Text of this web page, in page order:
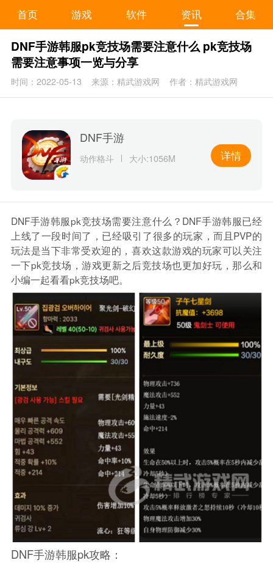
首页 游戏 软件 资讯 合集
DNF手游韩服pk竞技场需要注意什么 pk竞技场
需要注意事项一览与分享
时间：2022-05-13 来源：精武游戏网 作者：精武游戏网
DNF手游
动作格斗 大小:1056M 详情
DNF手游韩服pk竞技场需要注意什么？DNF手游韩服已经
上线了一段时间了，已经吸引了很多的玩家，而且PVP的
玩法是当下非常受欢迎的，喜欢这款游戏的玩家可以关注
一下pk竞技场，游戏更新之后竞技场也更加好玩，那么和
小编一起看看pk竞技场吧。
DNF手游韩服pk攻略：